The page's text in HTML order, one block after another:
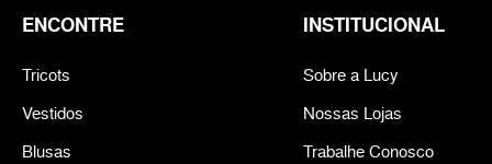
ENCONTRE
Tricots
Vestidos
Blusas
INSTITUCIONAL
Sobre a Lucy
Nossas Lojas
Trabalhe Conosco